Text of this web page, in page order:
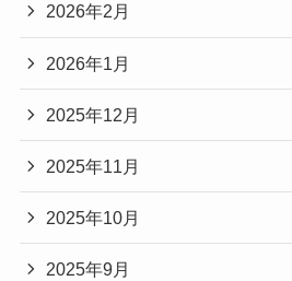
2026年2月
2026年1月
2025年12月
2025年11月
2025年10月
2025年9月